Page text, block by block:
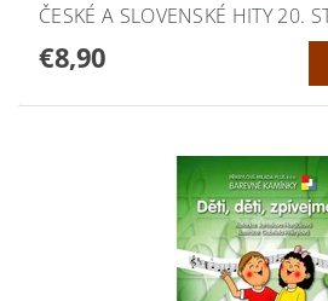
ČESKÉ A SLOVENSKÉ HITY 20.
€8,90